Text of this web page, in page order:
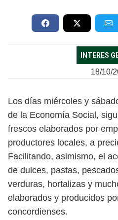
INTERES
18/10/
Los días miércoles y
de la Economía Social,
frescos elaborados por
productores locales, a
Facilitando, asimismo, el
de dulces, pastas,
verduras, hortalizas y
elaborados y producidos
concordienses.